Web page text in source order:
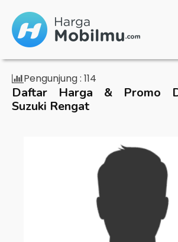
Pengunjung : 114
Daftar Harga & Promo
Suzuki Rengat